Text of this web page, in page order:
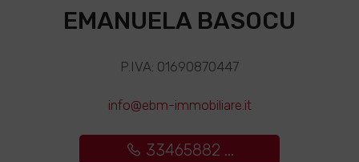
EMANUELA BASOCU
P.IVA: 01690870447
info@ebm-immobiliare.it
33465882 ...